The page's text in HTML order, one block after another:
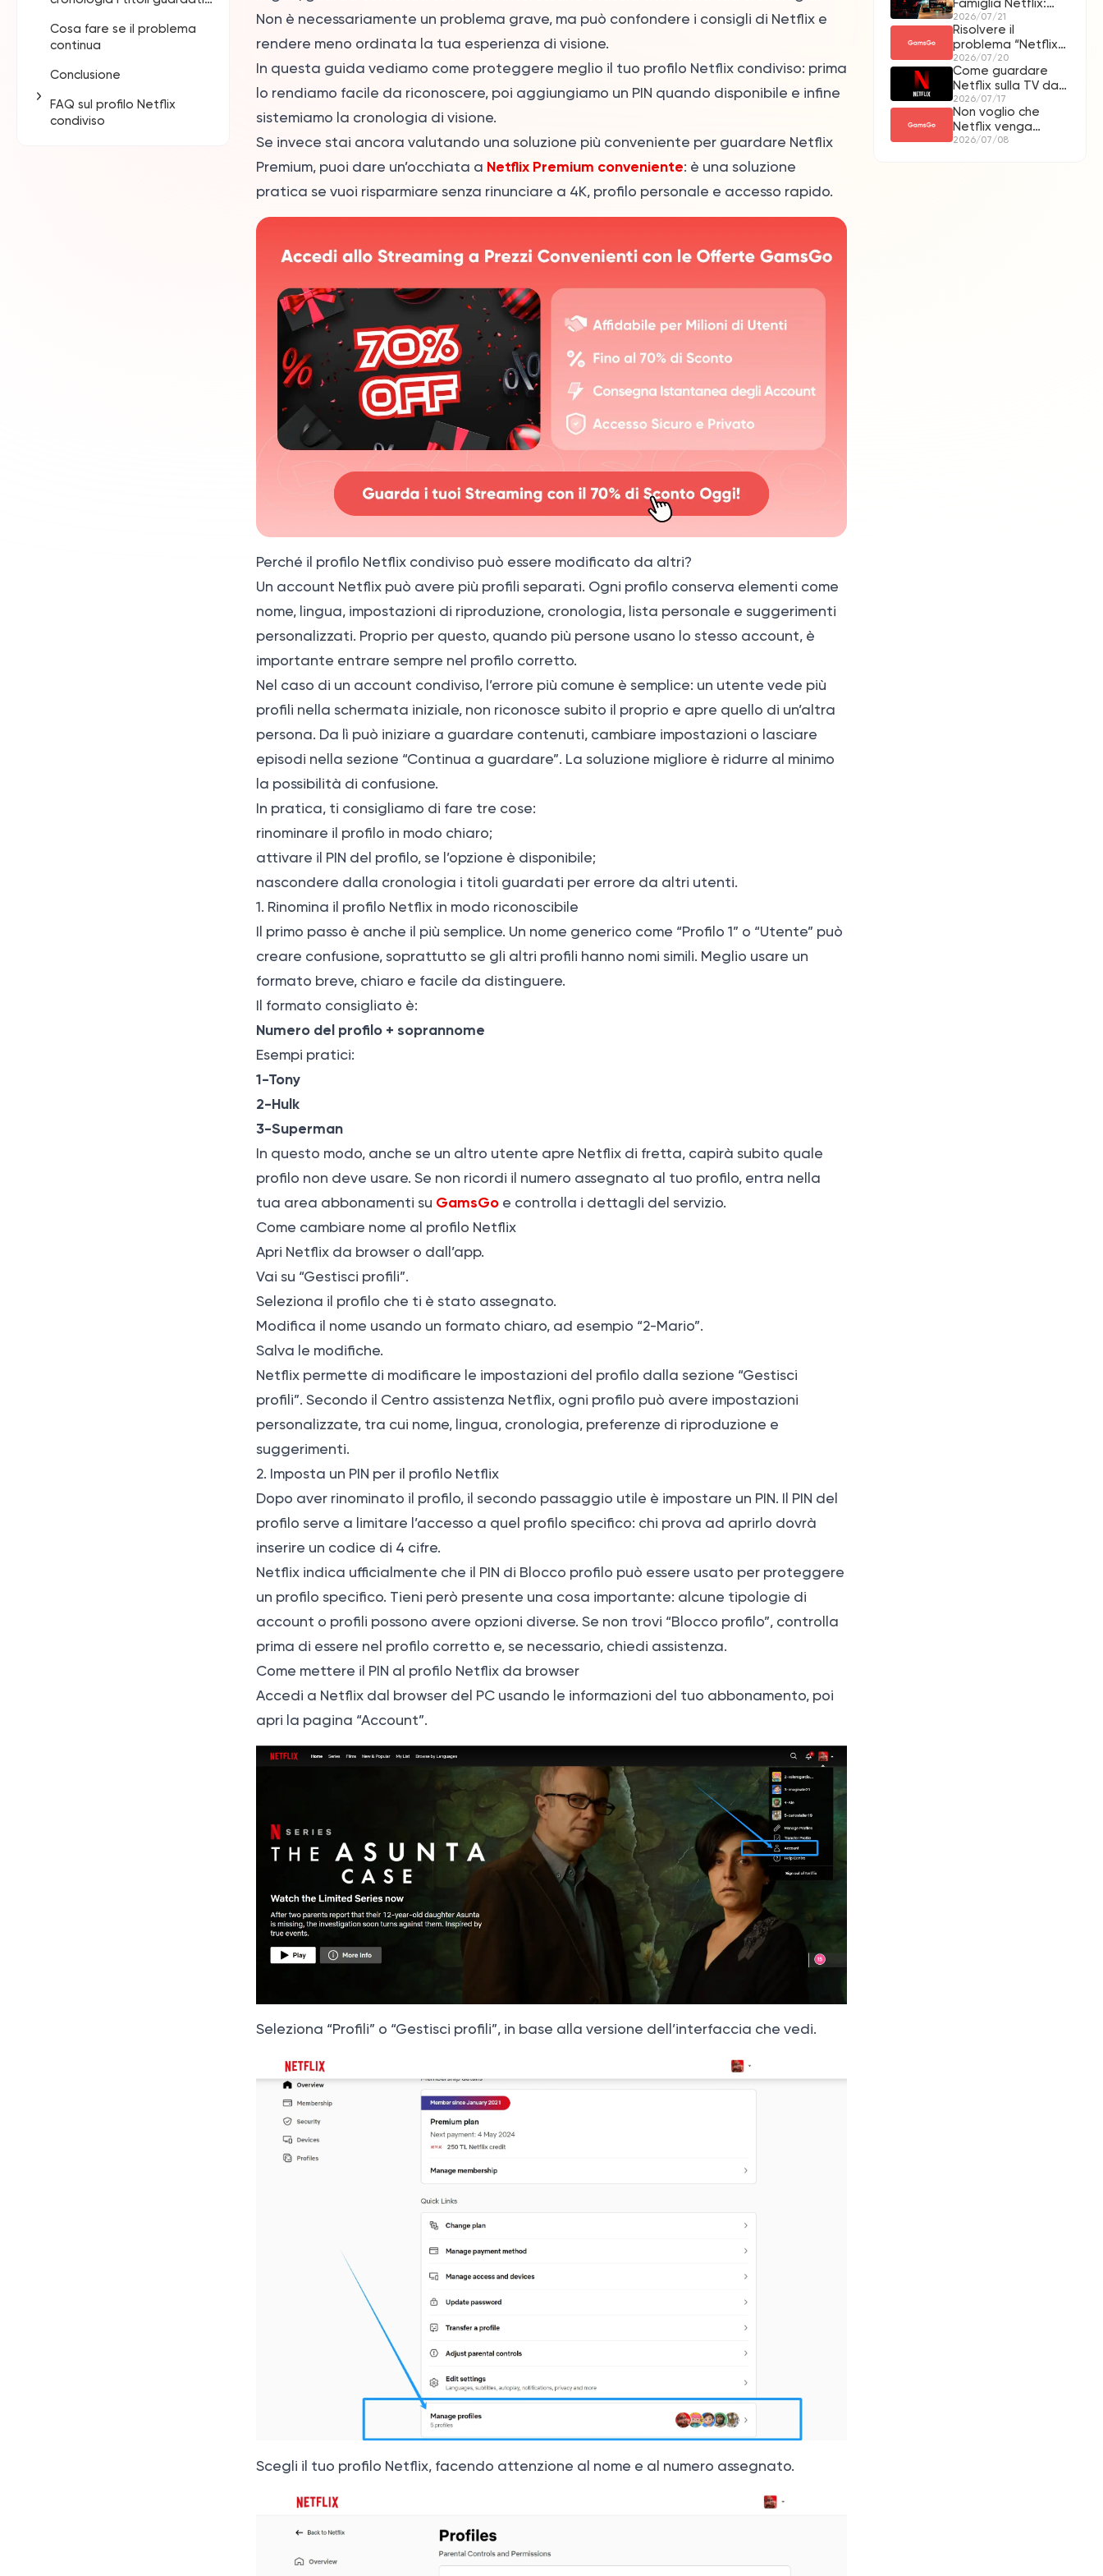
Se vedi ancora la
vecchia interfaccia
Come nascondere la
cronologia Netflix
Cosa fare se il problema
continua
Conclusione
FAQ sul profilo Netflix
condiviso
Non è necessariamente un problema grave, ma può confondere i consigli di Netflix e
rendere meno ordinata la tua esperienza di visione.
In questa guida vediamo come proteggere meglio il tuo profilo Netflix condiviso: prima
lo rendiamo facile da riconoscere, poi aggiungiamo un PIN quando disponibile e infine
sistemiamo la cronologia di visione.
Se invece stai ancora valutando una soluzione più conveniente per guardare Netflix
Premium, puoi dare un’occhiata a Netflix Premium conveniente: è una soluzione
pratica se vuoi risparmiare senza rinunciare a 4K, profilo personale e accesso rapido.
Perché il profilo Netflix condiviso può essere modificato da altri?
Un account Netflix può avere più profili separati. Ogni profilo conserva elementi come
nome, lingua, impostazioni di riproduzione, cronologia, lista personale e suggerimenti
personalizzati. Proprio per questo, quando più persone usano lo stesso account, è
importante entrare sempre nel profilo corretto.
Nel caso di un account condiviso, l’errore più comune è semplice: un utente vede più
profili nella schermata iniziale, non riconosce subito il proprio e apre quello di un’altra
persona. Da lì può iniziare a guardare contenuti, cambiare impostazioni o lasciare
episodi nella sezione “Continua a guardare”. La soluzione migliore è ridurre al minimo
la possibilità di confusione.
In pratica, ti consigliamo di fare tre cose:
rinominare il profilo in modo chiaro;
attivare il PIN del profilo, se l’opzione è disponibile;
nascondere dalla cronologia i titoli guardati per errore da altri utenti.
1. Rinomina il profilo Netflix in modo riconoscibile
Il primo passo è anche il più semplice. Un nome generico come “Profilo 1” o “Utente” può
creare confusione, soprattutto se gli altri profili hanno nomi simili. Meglio usare un
formato breve, chiaro e facile da distinguere.
Il formato consigliato è:
Numero del profilo + soprannome
Esempi pratici:
1-Tony
2-Hulk
3-Superman
In questo modo, anche se un altro utente apre Netflix di fretta, capirà subito quale
profilo non deve usare. Se non ricordi il numero assegnato al tuo profilo, entra nella
tua area abbonamenti su GamsGo e controlla i dettagli del servizio.
Come cambiare nome al profilo Netflix
Apri Netflix da browser o dall’app.
Vai su “Gestisci profili”.
Seleziona il profilo che ti è stato assegnato.
Modifica il nome usando un formato chiaro, ad esempio “2-Mario”.
Salva le modifiche.
Netflix permette di modificare le impostazioni del profilo dalla sezione “Gestisci
profili”. Secondo il Centro assistenza Netflix, ogni profilo può avere impostazioni
personalizzate, tra cui nome, lingua, cronologia, preferenze di riproduzione e
suggerimenti.
2. Imposta un PIN per il profilo Netflix
Dopo aver rinominato il profilo, il secondo passaggio utile è impostare un PIN. Il PIN del
profilo serve a limitare l’accesso a quel profilo specifico: chi prova ad aprirlo dovrà
inserire un codice di 4 cifre.
Netflix indica ufficialmente che il PIN di Blocco profilo può essere usato per proteggere
un profilo specifico. Tieni però presente una cosa importante: alcune tipologie di
account o profili possono avere opzioni diverse. Se non trovi “Blocco profilo”, controlla
prima di essere nel profilo corretto e, se necessario, chiedi assistenza.
Come mettere il PIN al profilo Netflix da browser
Accedi a Netflix dal browser del PC usando le informazioni del tuo abbonamento, poi
apri la pagina “Account”.
Seleziona “Profili” o “Gestisci profili”, in base alla versione dell’interfaccia che vedi.
Scegli il tuo profilo Netflix, facendo attenzione al nome e al numero assegnato.
Famiglia Netflix:
Verifica E Soluzioni
2026/07/21
Risolvere il
problema “Netflix
non è Premium”
direttamente dalla
pagina
dell’abbonamento
2026/07/20
Come guardare
Netflix sulla TV da
un dispositivo
mobile
2026/07/17
Non voglio che
Netflix venga
convertito in altri
2026/07/08